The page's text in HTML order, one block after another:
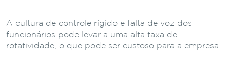
A cultura de controle rígido e falta de voz dos
funcionários pode levar a uma alta taxa de
rotatividade, o que pode ser custoso para a empresa.